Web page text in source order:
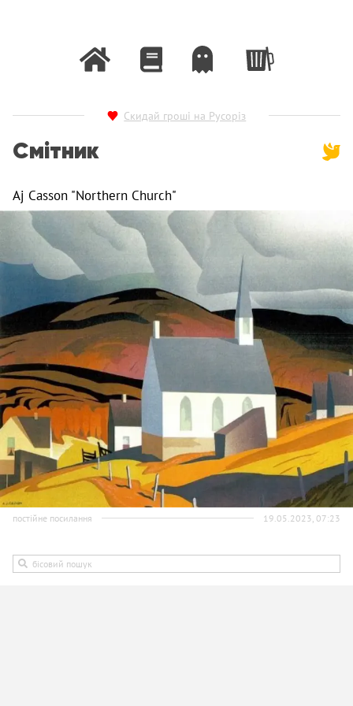
Скидай гроші на Русоріз
Смітник
Aj Casson "Northern Church"
постійне посилання 19.05.2023, 07:23